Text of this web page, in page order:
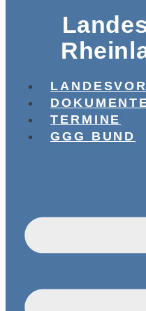
TERMINE
GGG BUND